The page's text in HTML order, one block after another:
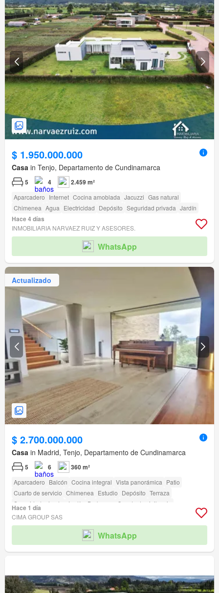
$ 1.950.000.000
Casa in Tenjo, Departamento de Cundinamarca
5 4 2.459 m²
Aparcadero Internet Cocina amoblada Jacuzzi Gas natural
Chimenea Agua Electricidad Depósito Seguridad privada Jardín
Hace 4 días
INMOBILIARIA NARVAEZ RUIZ Y ASESORES.
WhatsApp
Actualizado
$ 2.700.000.000
Casa in Madrid, Tenjo, Departamento de Cundinamarca
5 6 360 m²
Aparcadero Balcón Cocina integral Vista panorámica Patio
Cuarto de servicio Chimenea Estudio Depósito Terraza
Seguridad privada
Jardín Barbecue Caseta de vigilancia
Hace 1 día
CIMA GROUP SAS
WhatsApp